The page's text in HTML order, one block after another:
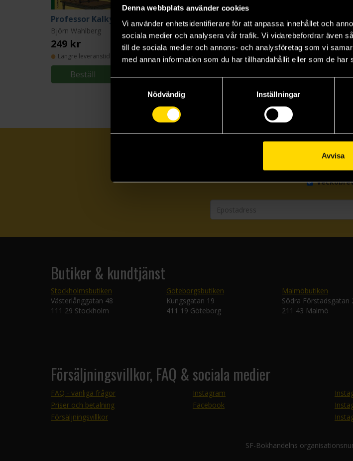
Denna webbplats använder cookies
Vi använder enhetsidentifierare för att anpassa innehållet och
sociala medier och analysera vår trafik. Vi vidarebefordrar även
till de sociala medier och annons- och analysföretag som vi
med annan information som du har tillhandahållit eller som de
Samtyckesval
Nödvändig
Inställningar
Avvisa
Professor Kalkyls konversationslexikon
Björn Wahlberg
249 kr
Längre leveranstid
Beställ
Prenumerera på
Butiker & kundtjänst
Stockholmsbutiken
Västerlånggatan 48
111 29 Stockholm
Göteborgsbutiken
Kungsgatan 19
411 19 Göteborg
Malmöbutiken
Södra Förstadsgatan
211 43 Malmö
Försäljningsvillkor, FAQ & sociala medier
FAQ - vanliga frågor
Priser och betalning
Försäljningsvillkor
Instagram
Facebook
SF-Bokhandelns